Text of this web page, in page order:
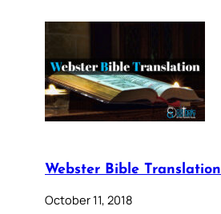
Webster Bible Translation
October 11, 2018